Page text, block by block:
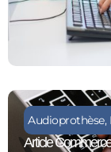
Audioprothèse,
Article Commerce